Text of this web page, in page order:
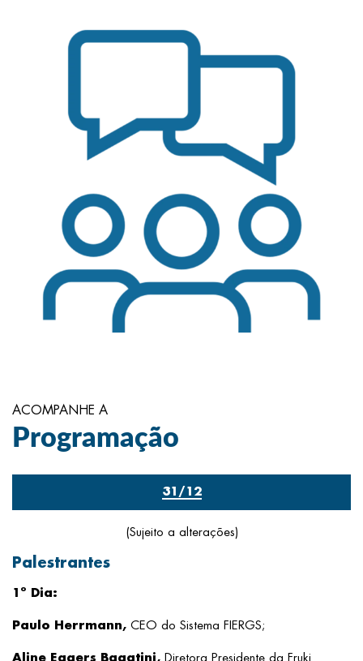
ACOMPANHE A
Programação
31/12
(Sujeito a alterações)
Palestrantes
1º Dia:
Paulo Herrmann, CEO do Sistema FIERGS;
Aline Eggers Bagatini, Diretora Presidente da Fruki